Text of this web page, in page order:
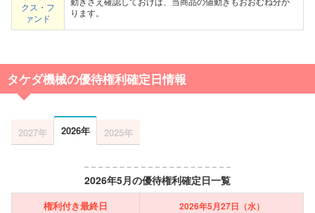
クス・フ
ァンド
ります。
タケダ機械の優待権利確定日情報
2027年 2026年 2025年
2026年5月の優待権利確定日一覧
権利付き最終日 2026年5月27日（水）